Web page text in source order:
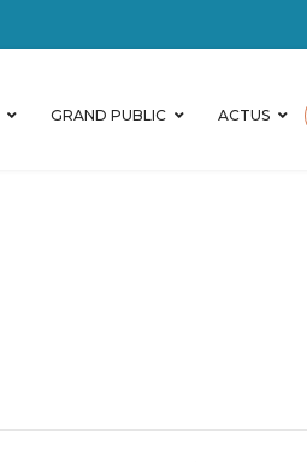
GRAND PUBLIC ACTUS